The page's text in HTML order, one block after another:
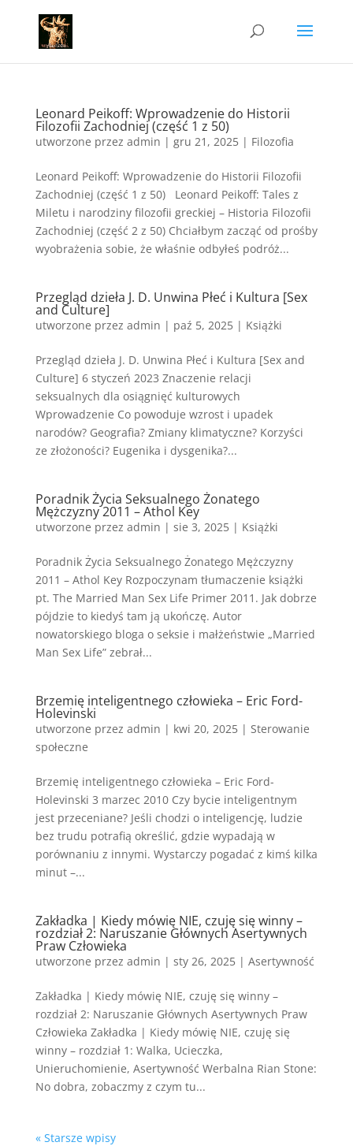
Leonard Peikoff: Wprowadzenie do Historii
Filozofii Zachodniej (część 1 z 50)
utworzone przez admin | gru 21, 2025| Filozofia
Leonard Peikoff: Wprowadzenie do Historii Filozofii
Zachodniej (część 1 z 50) Leonard Peikoff: Tales z
Miletu i narodziny filozofii greckiej – Historia Filozofii
Zachodniej (część 2 z 50) Chciałbym zacząć od prośby
wyobrażenia sobie, że właśnie odbyłeś podróż...
Przegląd dzieła J. D. Unwina Płeć i Kultura [Sex
and Culture]
utworzone przez admin | paź 5, 2025| Książki
Przegląd dzieła J. D. Unwina Płeć i Kultura [Sex and
Culture] 6 styczeń 2023 Znaczenie relacji
seksualnych dla osiągnięć kulturowych
Wprowadzenie Co powoduje wzrost i upadek
narodów? Geografia? Zmiany klimatyczne? Korzyści
ze złożoności? Eugenika i dysgenika?...
Poradnik Życia Seksualnego Żonatego
Mężczyzny 2011 – Athol Key
utworzone przez admin | sie 3, 2025| Książki
Poradnik Życia Seksualnego Żonatego Mężczyzny
2011 – Athol Key Rozpoczynam tłumaczenie książki
pt. The Married Man Sex Life Primer 2011. Jak dobrze
pójdzie to kiedyś tam ją ukończę. Autor
nowatorskiego bloga o seksie i małżeństwie „Married
Man Sex Life” zebrał...
Brzemię inteligentnego człowieka – Eric Ford-
Holevinski
utworzone przez admin | kwi 20, 2025| Sterowanie
społeczne
Brzemię inteligentnego człowieka – Eric Ford-
Holevinski 3 marzec 2010 Czy bycie inteligentnym
jest przeceniane? Jeśli chodzi o inteligencję, ludzie
bez trudu potrafią określić, gdzie wypadają w
porównaniu z innymi. Wystarczy pogadać z kimś kilka
minut –...
Zakładka | Kiedy mówię NIE, czuję się winny –
rozdział 2: Naruszanie Głównych Asertywnych
Praw Człowieka
utworzone przez admin | sty 26, 2025| Asertywność
Zakładka | Kiedy mówię NIE, czuję się winny –
rozdział 2: Naruszanie Głównych Asertywnych Praw
Człowieka Zakładka | Kiedy mówię NIE, czuję się
winny – rozdział 1: Walka, Ucieczka,
Unieruchomienie, Asertywność Werbalna Rian Stone:
No dobra, zobaczmy z czym tu...
« Starsze wpisy